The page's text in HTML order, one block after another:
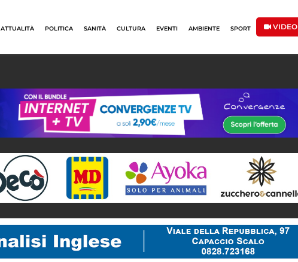
ATTUALITÀ POLITICA SANITÀ CULTURA EVENTI AMBIENTE SPORT VIDEO